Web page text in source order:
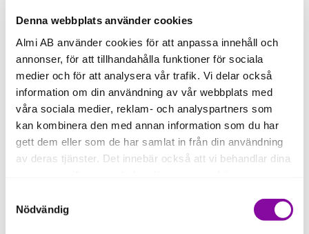
Denna webbplats använder cookies
Almi AB använder cookies för att anpassa innehåll och
annonser, för att tillhandahålla funktioner för sociala
medier och för att analysera vår trafik. Vi delar också
information om din användning av vår webbplats med
våra sociala medier, reklam- och analyspartners som
kan kombinera den med annan information som du har
gett dem eller som de har samlat in från din användning
av deras tjänster. Det innebär också att vi behandlar dina
Om du klickar på avvisa kommer användning av kakor
eller delning av information enligt ovan, inte att ske,
Nödvändig
– Almi har hjälpt oss både genom finansiering och
genom värdefull rådgivning kring tillväxt,
affärsutveckling och strategiska frågor. För ett
mindre tillväxtbolag betyder det mycket att få stöd
från en partner som förstår entreprenörsresan och
de utmaningar man står inför när man bygger något
långsiktigt.